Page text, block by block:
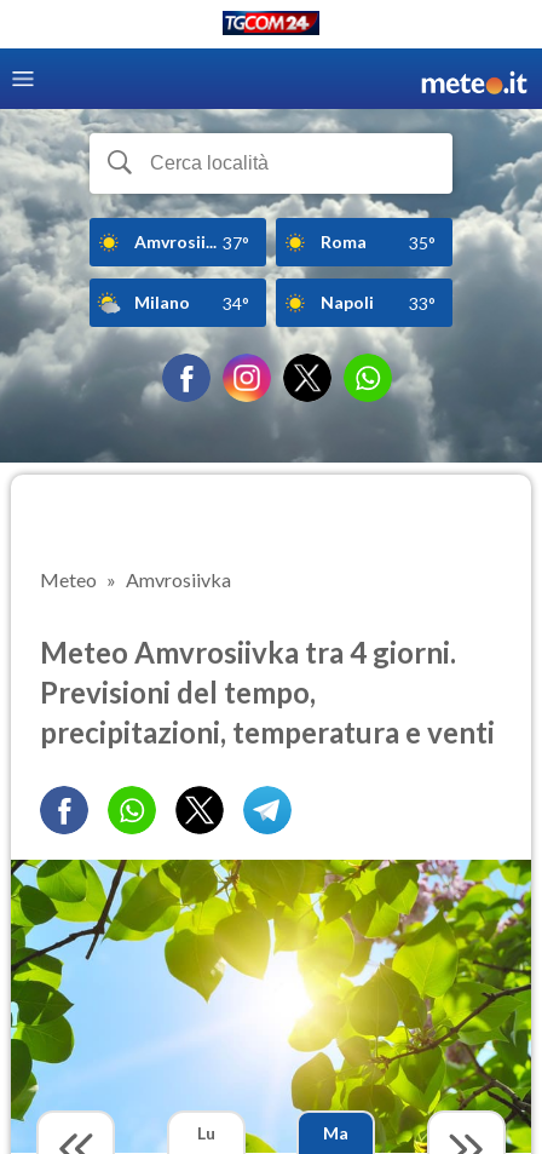
Amvrosii... 37° Roma 35°
Milano 34° Napoli 33°
Meteo Amvrosiivka
Meteo Amvrosiivka tra 4 giorni.
Previsioni del tempo,
precipitazioni, temperatura e venti
Lu
Ma